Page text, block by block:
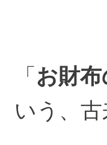
「 お財
いう、